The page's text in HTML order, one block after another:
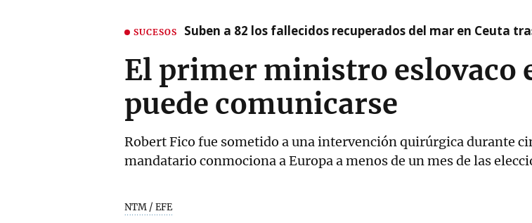
SUCESOS Suben a 82 los fallecidos recuperados del mar en Ceuta
El primer ministro eslovaco
puede comunicarse
Robert Fico fue sometido a una intervención quirúrgica durante
mandatario conmociona a Europa a menos de un mes de las
NTM / EFE